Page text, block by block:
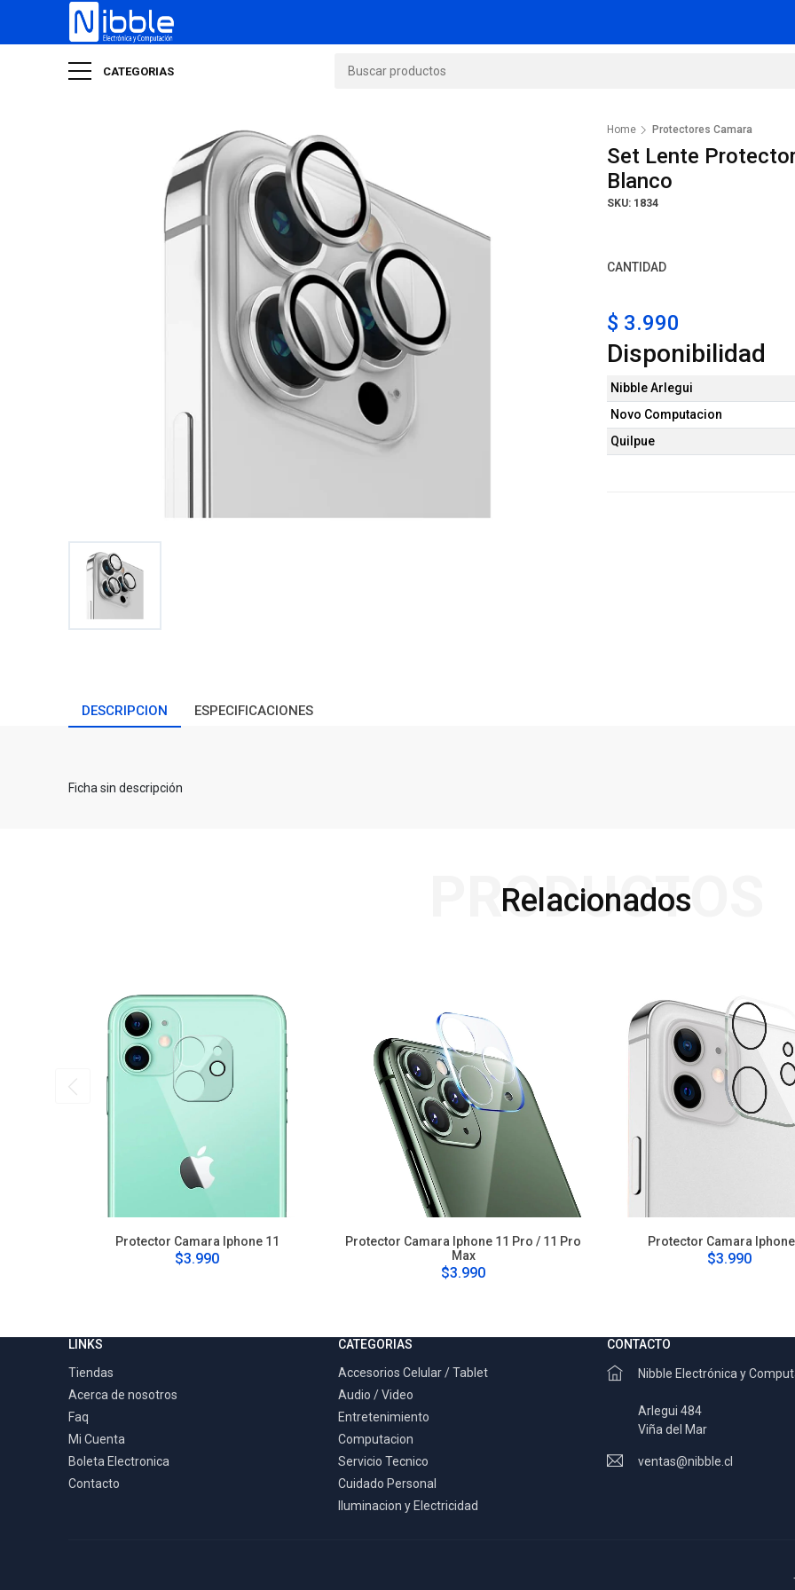
CATEGORIAS
Home Protectores Camara
Set Lente
Blanco
SKU: 1834
CANTIDAD
$ 3.990
Disponibilidad
Nibble Arlegui
Novo Computacion
Quilpue
DESCRIPCION ESPECIFICACIONES
Ficha sin descripción
Relacionados
PRODUCTOS
Protector Camara Iphone 11
$3.990
Protector Camara Iphone 11 Pro / 11 Pro
Max
$3.990
Protector Camara
$3.990
LINKS
Tiendas
Acerca de nosotros
Faq
Mi Cuenta
Boleta Electronica
Contacto
CATEGORIAS
Accesorios Celular / Tablet
Audio / Video
Entretenimiento
Computacion
Servicio Tecnico
Cuidado Personal
Iluminacion y Electricidad
CONTACTO
Nibble Electrónica y
Arlegui 484
Viña del Mar
ventas@nibble.cl